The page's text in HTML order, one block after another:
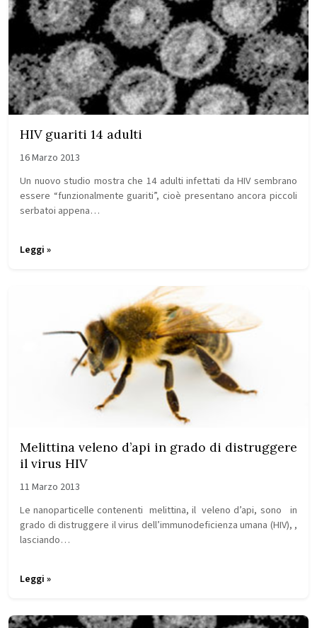
HIV guariti 14 adulti
16 Marzo 2013
Un nuovo studio mostra che 14 adulti infettati da HIV sembrano
essere “funzionalmente guariti”, cioè presentano ancora piccoli
serbatoi appena…
Leggi »
Melittina veleno d’api in grado di distruggere
il virus HIV
11 Marzo 2013
Le nanoparticelle contenenti melittina, il veleno d’api, sono in
grado di distruggere il virus dell’immunodeficienza umana (HIV), ,
lasciando…
Leggi »